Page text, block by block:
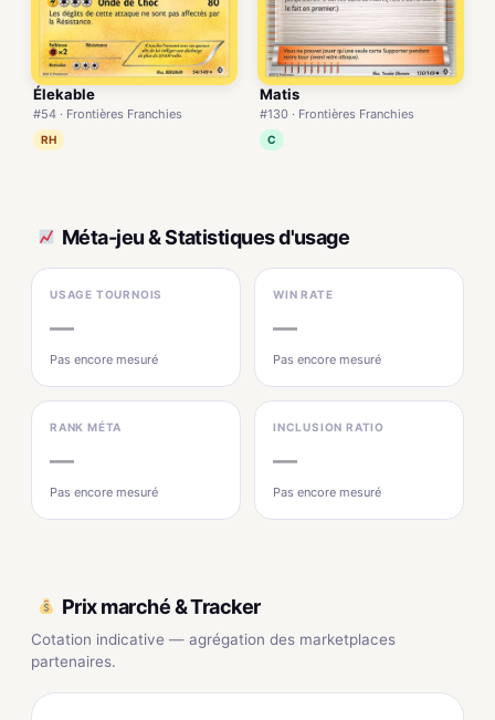
Élekable
#54 · Frontières Franchies
RH
Matis
#130 · Frontières Franchies
C
Méta-jeu & Statistiques d'usage
USAGE TOURNOIS
—
Pas encore mesuré
WIN RATE
—
Pas encore mesuré
RANK MÉTA
—
Pas encore mesuré
INCLUSION RATIO
—
Pas encore mesuré
Prix marché & Tracker
Cotation indicative — agrégation des marketplaces
partenaires.